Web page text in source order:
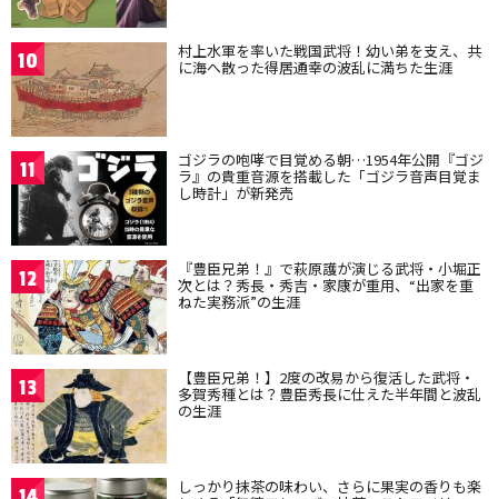
10 村上水軍を率いた戦国武将！幼い弟を支え、共
に海へ散った得居通幸の波乱に満ちた生涯
11 ゴジラの咆哮で目覚める朝…1954年公開『ゴジ
ラ』の貴重音源を搭載した「ゴジラ音声目覚ま
し時計」が新発売
12 『豊臣兄弟！』で萩原護が演じる武将・小堀正
次とは？秀長・秀吉・家康が重用、“出家を重
ねた実務派”の生涯
13 【豊臣兄弟！】2度の改易から復活した武将・
多賀秀種とは？豊臣秀長に仕えた半年間と波乱
の生涯
しっかり抹茶の味わい、さらに果実の香りも楽